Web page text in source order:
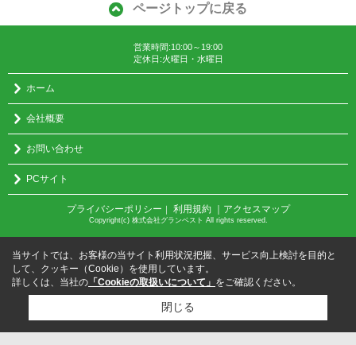
ページトップに戻る
営業時間:10:00～19:00
定休日:火曜日・水曜日
ホーム
会社概要
お問い合わせ
PCサイト
プライバシーポリシー ｜ 利用規約 ｜アクセスマップ
Copyright(c) 株式会社グランベスト All rights reserved.
当サイトでは、お客様の当サイト利用状況把握、サービス向上検討を目的と
して、クッキー（Cookie）を使用しています。
詳しくは、当社の 「Cookieの取扱いについて」 をご確認ください。
閉じる